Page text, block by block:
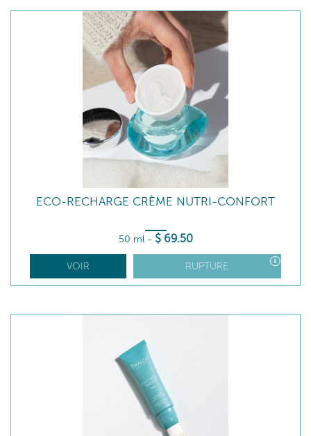
ECO-RECHARGE CRÈME NUTRI-CONFORT
50 ml - $ 69.50
VOIR RUPTURE